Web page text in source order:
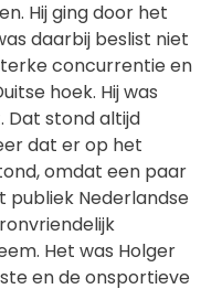
Hij ging door het
daarbij beslist niet
concurrentie en
hoek. Hij was
Dat stond altijd
dat er op het
omdat een paar
publiek Nederlandse
Het was Holger
en de onsportieve